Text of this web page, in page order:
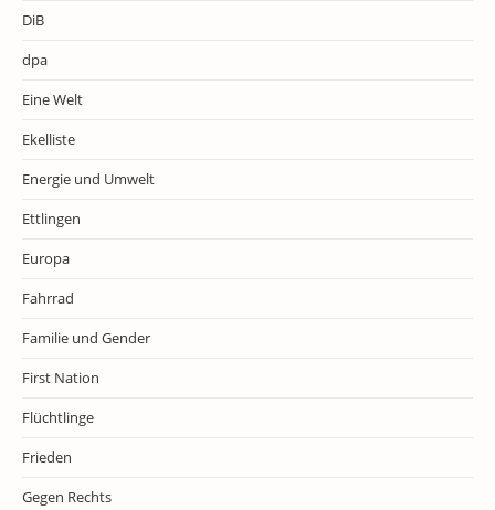
DiB
dpa
Eine Welt
Ekelliste
Energie und Umwelt
Ettlingen
Europa
Fahrrad
Familie und Gender
First Nation
Flüchtlinge
Frieden
Gegen Rechts